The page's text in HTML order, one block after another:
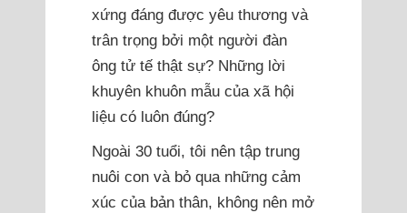
xứng đáng được yêu thương và
trân trọng bởi một người đàn
ông tử tế thật sự? Những lời
khuyên khuôn mẫu của xã hội
liệu có luôn đúng?
Ngoài 30 tuổi, tôi nên tập trung
nuôi con và bỏ qua những cảm
xúc của bản thân, không nên mở